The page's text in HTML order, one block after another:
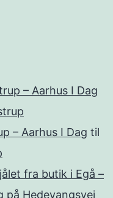
– Aarhus I Dag
– Aarhus I Dag til
fra butik i Egå –
på Hedevangsvej